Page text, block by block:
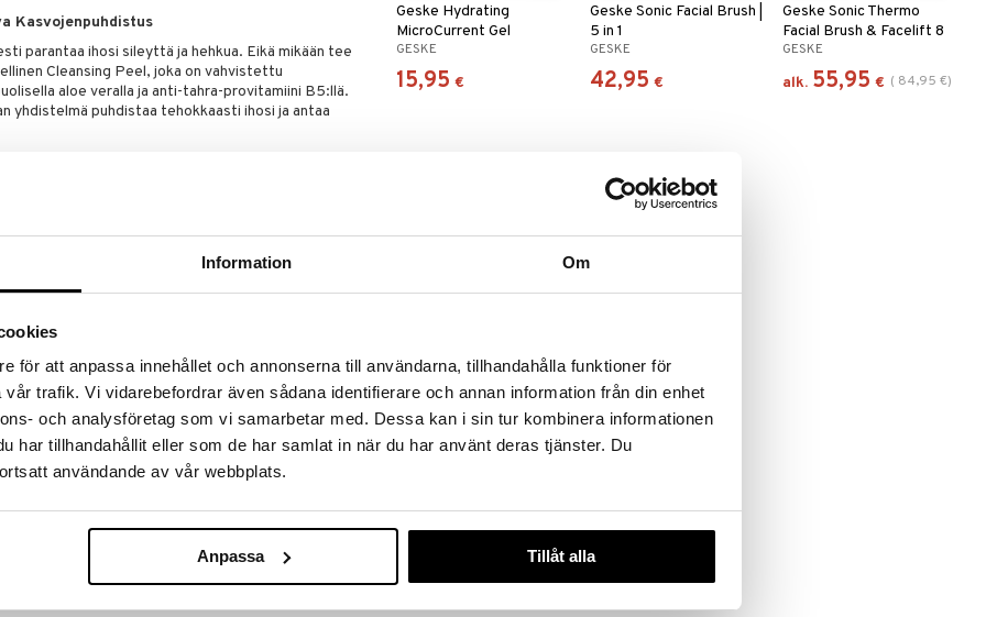
Information Om
för att anpassa innehållet och annonserna till användarna, tillhandahålla funktioner för
trafik. Vi vidarebefordrar även sådana identifierare och annan information från din enhet
och analysföretag som vi samarbetar med. Dessa kan i sin tur kombinera informationen
har tillhandahållit eller som de har samlat in när du har använt deras tjänster. Du
användande av vår webbplats.
Anpassa Tillåt alla
Kasvojenpuhdistus
parantaa ihosi sileyttä ja hehkua. Eikä mikään tee
Cleansing Peel, joka on vahvistettu
aloe veralla ja anti-tahra-provitamiini B5:llä.
yhdistelmä puhdistaa tehokkaasti ihosi ja antaa
yhdessä, ihosi kuoritaan, hierotaan ja
Joten valmistaudu nostamaan ihonhoitorutiinisi
tahroja vastaan.
hellävaraisesti kasvot ja poistavat myös
ihoa.
– Gesken Cleansing Peel on niin tehokas, että
koko kasvot. Levitä sitä kosteille
pehmeältä ja sileältä.
lataa GESKE German Beauty Tech -sovellus,
omalla AI-teknologiallamme, jonka tuloksia
ihonhoitorutiinisi ja selaamaan tuhansia
Geske Hydrating
MicroCurrent Gel
GESKE
15,95 €
Geske Sonic Facial Brush |
5 in 1
GESKE
42,95 €
Geske Sonic Thermo
Facial Brush & Facelift 8
in 1
GESKE
alk. 55,95 € ( 84,95 €)
Facial Brush | 6 in 1
GESKE
74,95 €